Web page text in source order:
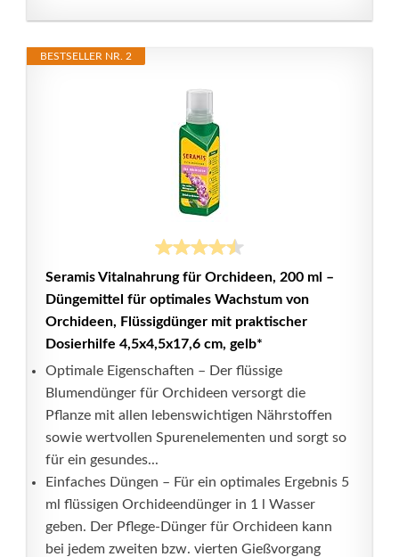
BESTSELLER NR. 2
Seramis Vitalnahrung für Orchideen, 200 ml –
Düngemittel für optimales Wachstum von
Orchideen, Flüssigdünger mit praktischer
Dosierhilfe 4,5x4,5x17,6 cm, gelb*
Optimale Eigenschaften – Der flüssige
Blumendünger für Orchideen versorgt die
Pflanze mit allen lebenswichtigen Nährstoffen
sowie wertvollen Spurenelementen und sorgt so
für ein gesundes...
Einfaches Düngen – Für ein optimales Ergebnis 5
ml flüssigen Orchideendünger in 1 l Wasser
geben. Der Pflege-Dünger für Orchideen kann
bei jedem zweiten bzw. vierten Gießvorgang